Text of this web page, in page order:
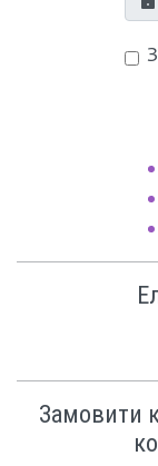
Замовити